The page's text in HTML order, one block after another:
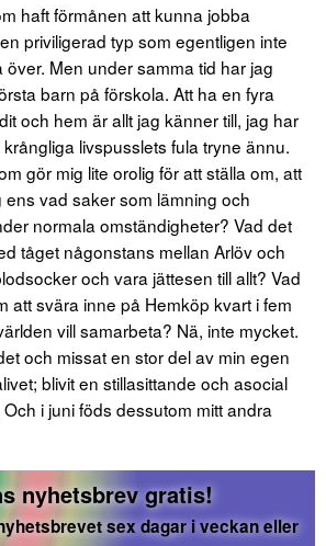
haft förmånen att kunna jobba
priviligerad typ som egentligen inte
över. Men under samma tid har jag
barn på förskola. Att ha en fyra
och hem är allt jag känner till, jag har
livspusslets fula tryne ännu.
gör mig lite orolig för att ställa om, att
ens vad saker som lämning och
normala omständigheter? Vad det
tåget någonstans mellan Arlöv och
och vara jättesen till allt? Vad
att svära inne på Hemköp kvart i fem
vill samarbeta? Nä, inte mycket.
och missat en stor del av min egen
blivit en stillasittande och asocial
i juni föds dessutom mitt andra
nyhetsbrev gratis!
sex dagar i veckan eller